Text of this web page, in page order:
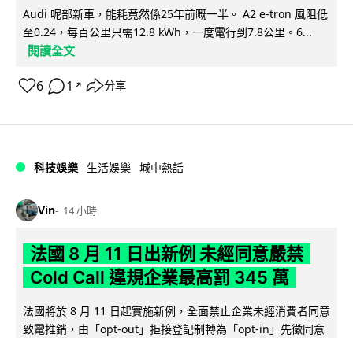
Audi 呢部新車，能耗竟然係25年前嘅一半。 A2 e-tron 風阻低
至0.24，每百公里只需12.8 kWh，一度電行到7.8公里。6...
閱讀全文
6 1 ↗ 分享
科技娛樂 生活娛樂 城中熱話
Vin 14 小時
法國 8 月 11 日出新例 未經同意嚴禁
Cold Call 違規企業最高罰 345 萬
法國將於 8 月 11 日起實施新例，全面禁止企業未經消費者同意
致電推銷，由「opt-out」拒接登記制轉為「opt-in」先徵同意